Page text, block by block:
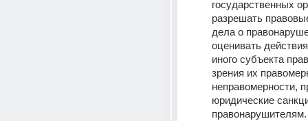
государственных
разрешать
дела о
оценивать
иного субъекта
зрения их
неправомерности,
юридические